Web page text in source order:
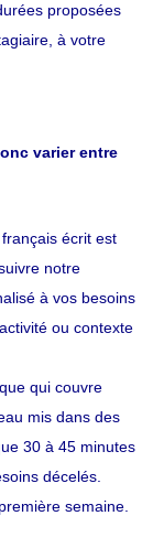
proposées
à votre
varier entre
écrit est
notre
à vos besoins
ou contexte
qui couvre
mis dans des
30 à 45 minutes
décelés.
semaine.